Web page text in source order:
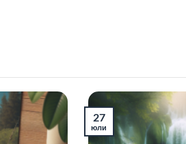
27
юли